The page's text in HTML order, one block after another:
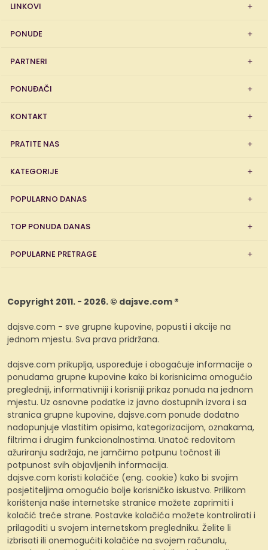
LINKOVI
PONUDE
PARTNERI
PONUĐAČI
KONTAKT
PRATITE NAS
KATEGORIJE
POPULARNO DANAS
TOP PONUDA DANAS
POPULARNE PRETRAGE
Copyright 2011. - 2026. © dajsve.com ®
dajsve.com - sve grupne kupovine, popusti i akcije na
jednom mjestu. Sva prava pridržana.
dajsve.com prikuplja, uspoređuje i obogaćuje informacije o
ponudama grupne kupovine kako bi korisnicima omogućio
pregledniji, informativniji i korisniji prikaz ponuda na jednom
mjestu. Uz osnovne podatke iz javno dostupnih izvora i sa
stranica grupne kupovine, dajsve.com ponude dodatno
nadopunjuje vlastitim opisima, kategorizacijom, oznakama,
filtrima i drugim funkcionalnostima. Unatoč redovitom
ažuriranju sadržaja, ne jamčimo potpunu točnost ili
potpunost svih objavljenih informacija.
dajsve.com koristi kolačiće (eng. cookie) kako bi svojim
posjetiteljima omogućio bolje korisničko iskustvo. Prilikom
korištenja naše internetske stranice možete zaprimiti i
kolačić treće strane. Postavke kolačića možete kontrolirati i
prilagoditi u svojem internetskom pregledniku. Želite li
izbrisati ili onemogućiti kolačiće na svojem računalu,